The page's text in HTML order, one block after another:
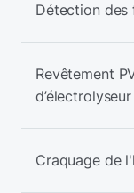
Détection des
Revêtement
d’électrolyseur
Craquage de